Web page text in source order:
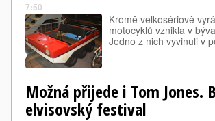
7:50
Kromě velkosériově
motocyklů vznikla v
Jedno z nich vyvinuli v
Možná přijede i Tom
elvisovský festival